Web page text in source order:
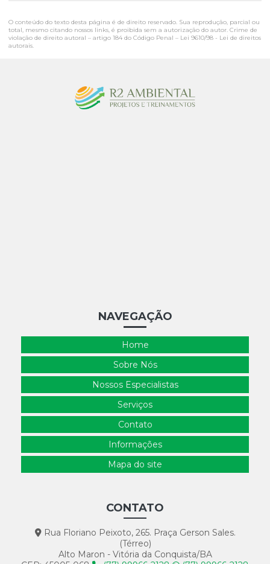
O conteúdo do texto desta página é de direito reservado. Sua reprodução, parcial ou
total, mesmo citando nossos links, é proibida sem a autorização do autor. Crime de
violação de direito autoral – artigo 184 do Código Penal – Lei 9610/98 - Lei de direitos
autorais.
NAVEGAÇÃO
Home
Sobre Nós
Nossos Especialistas
Serviços
Contato
Informações
Mapa do site
CONTATO
Rua Floriano Peixoto, 265. Praça Gerson Sales.
(Térreo)
Alto Maron - Vitória da Conquista/BA